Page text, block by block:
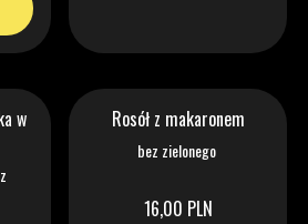
w
Rosół z makaronem
bez zielonego
16,00 PLN